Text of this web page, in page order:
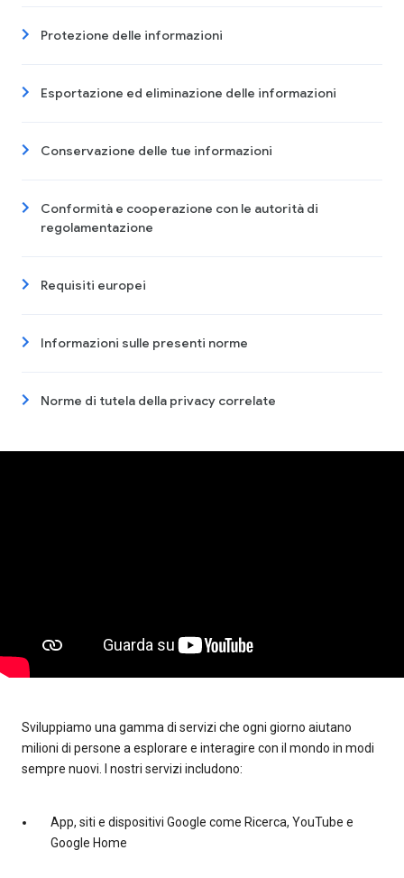
Protezione delle informazioni
Esportazione ed eliminazione delle informazioni
Conservazione delle tue informazioni
Conformità e cooperazione con le autorità di
regolamentazione
Requisiti europei
Informazioni sulle presenti norme
Norme di tutela della privacy correlate
Sviluppiamo una gamma di servizi che ogni giorno aiutano
milioni di persone a esplorare e interagire con il mondo in modi
sempre nuovi. I nostri servizi includono:
App, siti e dispositivi Google come Ricerca, YouTube e
Google Home